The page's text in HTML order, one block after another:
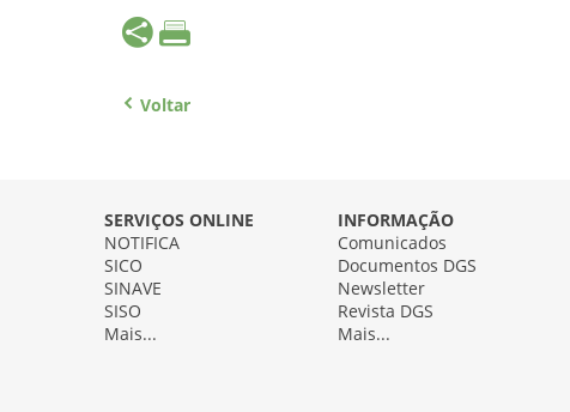
Voltar
SERVIÇOS ONLINE
NOTIFICA
SICO
SINAVE
SISO
Mais...
INFORMAÇÃO
Comunicados
Documentos DGS
Newsletter
Revista DGS
Mais...